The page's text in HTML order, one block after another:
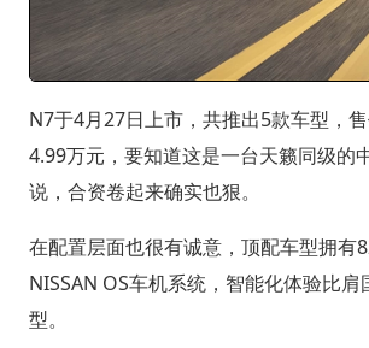
N7于4月27日上市，共推出5款车型，
4.99万元，要知道这是一台天籁同级的
说，合资卷起来确实也狠。
在配置层面也很有诚意，顶配车型拥有
NISSAN OS车机系统，智能化体验比肩
型。